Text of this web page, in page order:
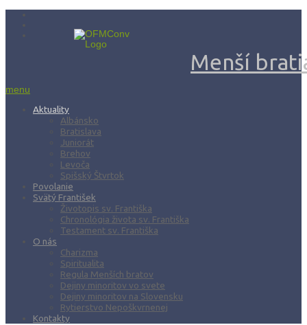
Menší
menu
Aktuality
Albánsko
Bratislava
Juniorát
Brehov
Levoča
Spišský Štvrtok
Povolanie
Svätý František
Životopis sv. Františka
Chronológia života sv. Františka
Testament sv. Františka
O nás
Charizma
Spiritualita
Regula Menších bratov
Dejiny minoritov vo svete
Dejiny minoritov na Slovensku
Rytierstvo Nepoškvrnenej
Kontakty